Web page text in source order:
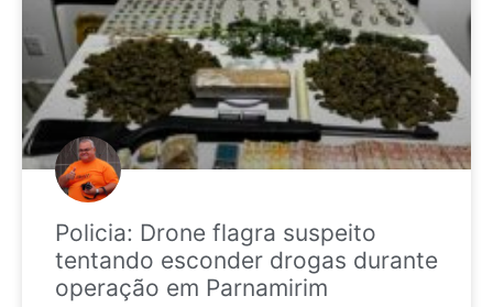
Policia: Drone flagra suspeito
tentando esconder drogas durante
operação em Parnamirim